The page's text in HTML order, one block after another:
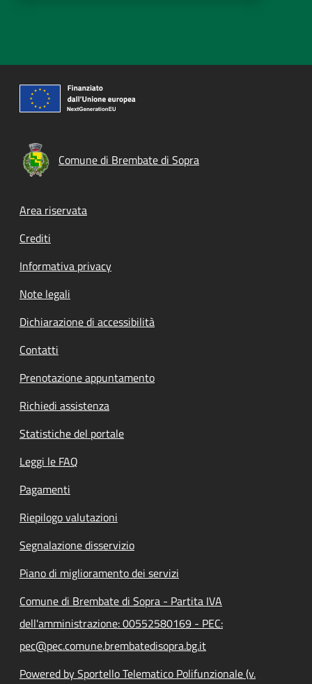
Comune di Brembate di Sopra
Footer menu
Area riservata
Crediti
Informativa privacy
Note legali
Dichiarazione di accessibilità
Contatti
Prenotazione appuntamento
Richiedi assistenza
Statistiche del portale
Leggi le FAQ
Pagamenti
Riepilogo valutazioni
Segnalazione disservizio
Piano di miglioramento dei servizi
Comune di Brembate di Sopra - Partita IVA
dell'amministrazione: 00552580169 - PEC:
pec@pec.comune.brembatedisopra.bg.it
Powered by Sportello Telematico Polifunzionale (v.